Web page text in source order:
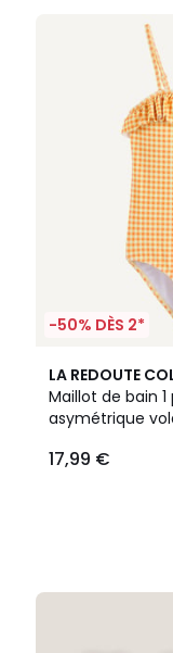
-50% DÈS 2*
LA REDOUTE
Maillot de bain
asymétrique
17,99 €